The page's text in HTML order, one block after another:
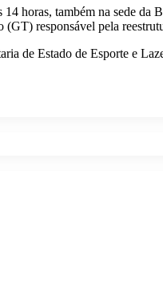
horas, também na sede da
responsável pela
de Estado de Esporte e